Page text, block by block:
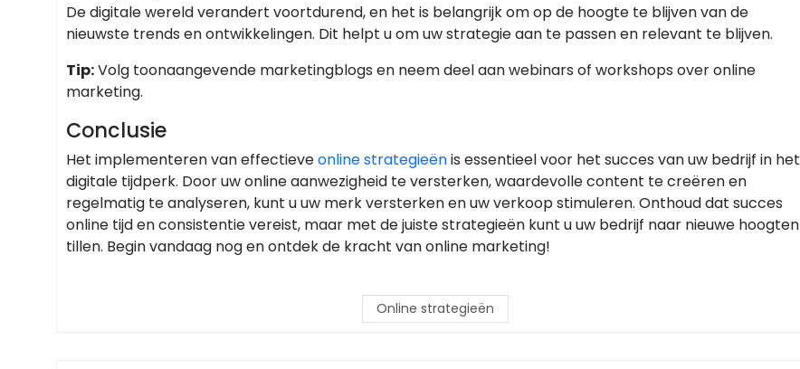
De digitale wereld verandert voortdurend, en het is belangrijk om op de hoogte te blijven van de
nieuwste trends en ontwikkelingen. Dit helpt u om uw strategie aan te passen en relevant te blijven.
Tip:Volg toonaangevende marketingblogs en neem deel aan webinars of workshops over online
marketing.
Conclusie
Het implementeren van effectieveonline strategieënis essentieel voor het succes van uw bedrijf in het
digitale tijdperk. Door uw online aanwezigheid te versterken, waardevolle content te creëren en
regelmatig te analyseren, kunt u uw merk versterken en uw verkoop stimuleren. Onthoud dat succes
online tijd en consistentie vereist, maar met de juiste strategieën kunt u uw bedrijf naar nieuwe hoogten
tillen. Begin vandaag nog en ontdek de kracht van online marketing!
Online strategieën